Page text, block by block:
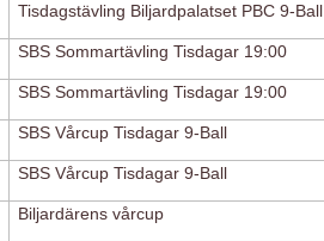
Tisdagstävling Biljardpalatset PBC 9-Ball
SBS Sommartävling Tisdagar 19:00
SBS Sommartävling Tisdagar 19:00
SBS Vårcup Tisdagar 9-Ball
SBS Vårcup Tisdagar 9-Ball
Biljardärens vårcup